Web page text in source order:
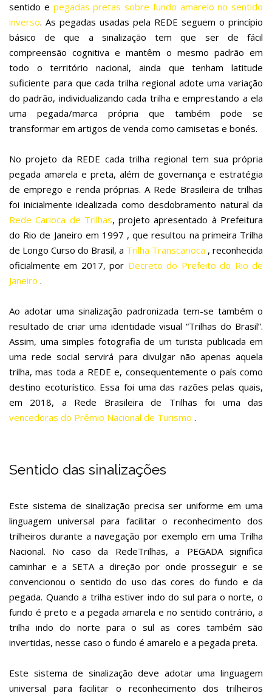
sentido e pegadas pretas sobre fundo amarelo no sentido
inverso. As pegadas usadas pela REDE seguem o princípio
básico de que a sinalização tem que ser de fácil
compreensão cognitiva e mantêm o mesmo padrão em
todo o território nacional, ainda que tenham latitude
suficiente para que cada trilha regional adote uma variação
do padrão, individualizando cada trilha e emprestando a ela
uma pegada/marca própria que também pode se
transformar em artigos de venda como camisetas e bonés.
No projeto da REDE cada trilha regional tem sua própria
pegada amarela e preta, além de governança e estratégia
de emprego e renda próprias. A Rede Brasileira de trilhas
foi inicialmente idealizada como desdobramento natural da
Rede Carioca de Trilhas, projeto apresentado à Prefeitura
do Rio de Janeiro em 1997 , que resultou na primeira Trilha
de Longo Curso do Brasil, a Trilha Transcarioca , reconhecida
oficialmente em 2017, por Decreto do Prefeito do Rio de
Janeiro .
Ao adotar uma sinalização padronizada tem-se também o
resultado de criar uma identidade visual “Trilhas do Brasil”.
Assim, uma simples fotografia de um turista publicada em
uma rede social servirá para divulgar não apenas aquela
trilha, mas toda a REDE e, consequentemente o país como
destino ecoturístico. Essa foi uma das razões pelas quais,
em 2018, a Rede Brasileira de Trilhas foi uma das
vencedoras do Prêmio Nacional de Turismo .
Sentido das sinalizações
Este sistema de sinalização precisa ser uniforme em uma
linguagem universal para facilitar o reconhecimento dos
trilheiros durante a navegação por exemplo em uma Trilha
Nacional. No caso da RedeTrilhas, a PEGADA significa
caminhar e a SETA a direção por onde prosseguir e se
convencionou o sentido do uso das cores do fundo e da
pegada. Quando a trilha estiver indo do sul para o norte, o
fundo é preto e a pegada amarela e no sentido contrário, a
trilha indo do norte para o sul as cores também são
invertidas, nesse caso o fundo é amarelo e a pegada preta.
Este sistema de sinalização deve adotar uma linguagem
universal para facilitar o reconhecimento dos trilheiros